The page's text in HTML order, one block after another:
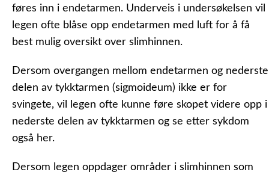
føres inn i endetarmen. Underveis i undersøkelsen vil
legen ofte blåse opp endetarmen med luft for å få
best mulig oversikt over slimhinnen.
Dersom overgangen mellom endetarmen og nederste
delen av tykktarmen (sigmoideum) ikke er for
svingete, vil legen ofte kunne føre skopet videre opp i
nederste delen av tykktarmen og se etter sykdom
også her.
Dersom legen oppdager områder i slimhinnen som